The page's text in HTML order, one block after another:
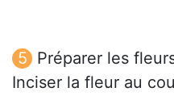
Préparer les
Inciser la fleur au